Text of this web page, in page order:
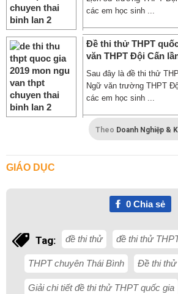
các em học sinh ...
Đề thi thử THPT
văn THPT Đội Cấn
Sau đây là đề thi thử
Ngữ văn trường THPT
các em học sinh ...
Theo Doanh Nghiệp &
GIÁO DỤC
0Chia sẻ
Tag: đề thi thử đề thi thử
THPT chuyên Thái Bình Đề thi
Giải chi tiết đề thi thử THPT quốc gia